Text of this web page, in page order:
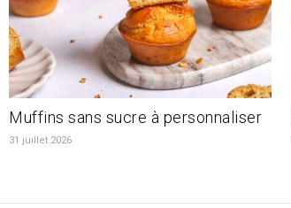
Muffins sans sucre à personnaliser
31 juillet 2026